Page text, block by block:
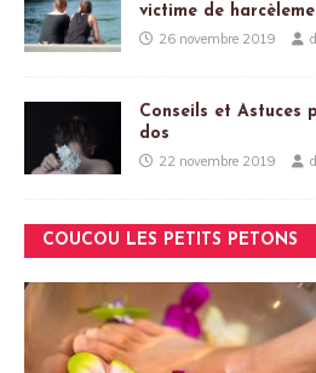
victime de
26 novembre 2019
Conseils et Astuces
dos
22 novembre 2019
COUCOU LES PETITS PETONS